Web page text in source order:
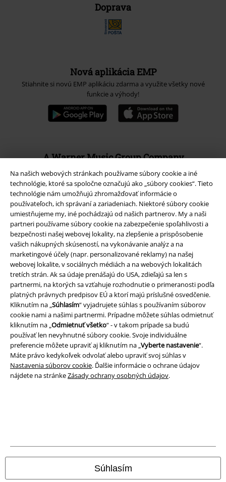
Na našich webových stránkach používame súbory cookie a iné
technológie, ktoré sa spoločne označujú ako „súbory cookies“. Tieto
technológie nám umožňujú zhromažďovať informácie o
používateľoch, ich správaní a zariadeniach. Niektoré súbory cookie
umiestňujeme my, iné pochádzajú od našich partnerov. My a naši
partneri používame súbory cookie na zabezpečenie spoľahlivosti a
bezpečnosti našej webovej lokality, na zlepšenie a prispôsobenie
vašich nákupných skúseností, na vykonávanie analýz a na
marketingové účely (napr. personalizované reklamy) na našej
webovej lokalite, v sociálnych médiách a na webových lokalitách
tretích strán. Ak sa údaje prenášajú do USA, zdieľajú sa len s
partnermi, na ktorých sa vzťahuje rozhodnutie o primeranosti podľa
platných právnych predpisov EÚ a ktorí majú príslušné osvedčenie.
Kliknutím na „Súhlasím“ vyjadrujete súhlas s používaním súborov
cookie nami a našimi partnermi. Prípadne môžete súhlas odmietnuť
kliknutím na „Odmietnuť všetko“ - v takom prípade sa budú
používať len nevyhnutné súbory cookie. Svoje individuálne
preferencie môžete upraviť aj kliknutím na „Vyberte nastavenie“.
Máte právo kedykoľvek odvolať alebo upraviť svoj súhlas v
Nastavenia súborov cookie. Ďalšie informácie o ochrane údajov
nájdete na stránkeZásady ochrany osobných údajov.
Súhlasím
Doprava
Nová aplikácia EMP
Stiahnite si novú EMP aplikáciu zdarma a využite všetky nové
funkcie a výhody!
A Warner Music Group Company
Právne informácie
Podmienky
Imprint
Ochrana osobných údajov
Nastavenia súborov cookie